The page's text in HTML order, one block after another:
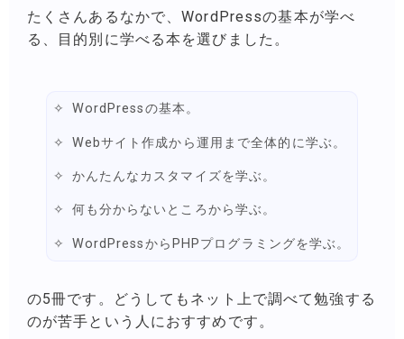
たくさんあるなかで、WordPressの基本が学べ
る、目的別に学べる本を選びました。
WordPressの基本。
Webサイト作成から運用まで全体的に学ぶ。
かんたんなカスタマイズを学ぶ。
何も分からないところから学ぶ。
WordPressからPHPプログラミングを学ぶ。
の5冊です。どうしてもネット上で調べて勉強する
のが苦手という人におすすめです。